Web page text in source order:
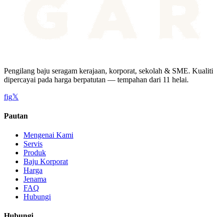
Pengilang baju seragam kerajaan, korporat, sekolah & SME. Kualiti
dipercayai pada harga berpatutan — tempahan dari 11 helai.
fig𝕏
Pautan
Mengenai Kami
Servis
Produk
Baju Korporat
Harga
Jenama
FAQ
Hubungi